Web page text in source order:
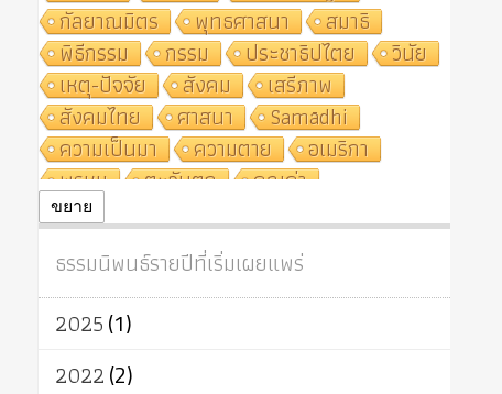
กัลยาณมิตร
พุทธศาสนา
สมาธิ
พิธีกรรม
กรรม ประชาธิปไตย
วินัย
เหตุ-ปัจจัย
สังคม
เสรีภาพ
สังคมไทย
ศาสนา
Samādhi
ความเป็นมา
ความตาย
อเมริกา
พรหม
ตะวันตก
คุณค่า
ปฏิจจสมุปบาท
ศาสนาประจำชาติ
ผู้บริโภค
ธรรมาธิปไตย
การแยกรัฐกับศาสนา
ธรรมชาติ
เทคโนโลยี
พุทธบริษัท
ขยาย
ธรรมนิพนธ์รายปีที่เริ่มเผยแพร่
2025(1)
2022(2)